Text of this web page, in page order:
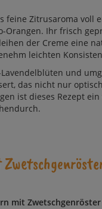
fei­ne Zi­trus­aro­ma voll
Oran­gen. Ihr frisch
der Cre­me ei­ne
leich­ten
und
das nicht nur
ist die­ses Re­zept
mit Zwetsch­gen­rös­ter